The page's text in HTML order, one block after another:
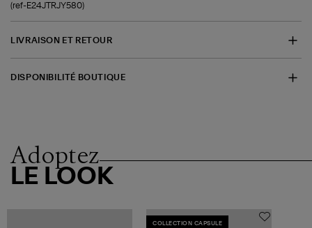
(ref-E24JTRJY580)
LIVRAISON ET RETOUR
DISPONIBILITÉ BOUTIQUE
Adoptez
LE LOOK
COLLECTION CAPSULE